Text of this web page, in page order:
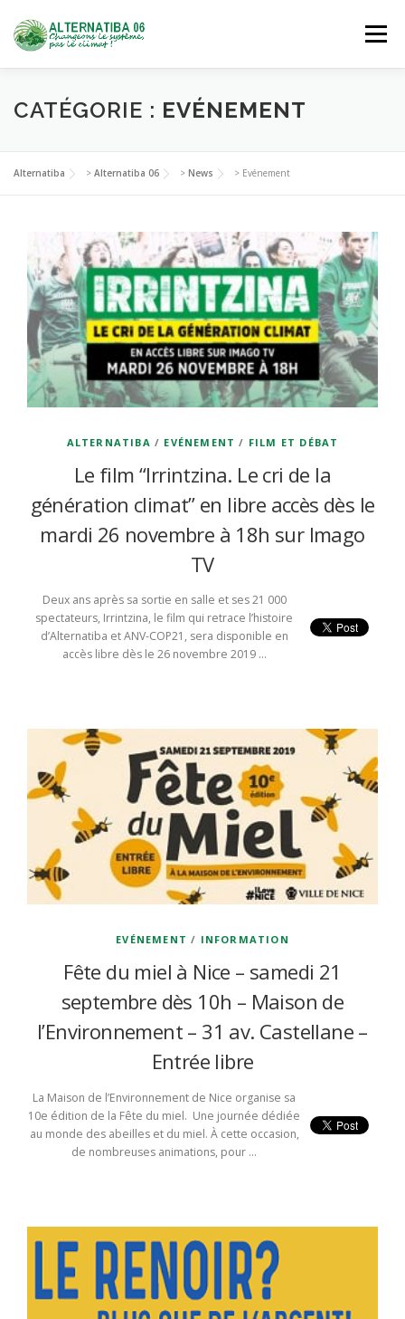
contenu
Menu
NOUS DÉCOUVRIR AGIR SE FORMER
NOUS REJOINDRE
CATÉGORIE : EVÉNEMENT
Alternatiba > Alternatiba 06 > News > Evénement
ALTERNATIBA / EVÉNEMENT / FILM ET DÉBAT
Le film “Irrintzina. Le cri de la
génération climat” en libre accès dès le
mardi 26 novembre à 18h sur Imago
TV
Deux ans après sa sortie en salle et ses 21 000
spectateurs, Irrintzina, le film qui retrace l’histoire
d’Alternatiba et ANV-COP21, sera disponible en
accès libre dès le 26 novembre 2019 …
EVÉNEMENT / INFORMATION
Fête du miel à Nice – samedi 21
septembre dès 10h – Maison de
l’Environnement – 31 av. Castellane –
Entrée libre
La Maison de l’Environnement de Nice organise sa
10e édition de la Fête du miel. Une journée dédiée
au monde des abeilles et du miel. À cette occasion,
de nombreuses animations, pour …